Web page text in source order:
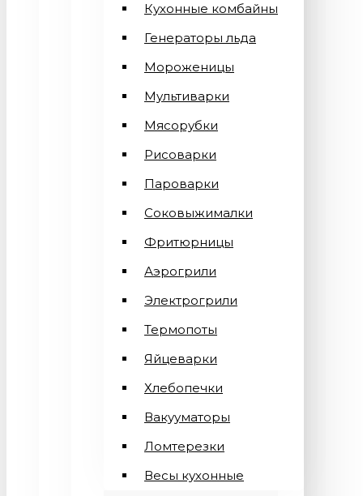
Кухонные комбайны
Генераторы льда
Мороженицы
Мультиварки
Мясорубки
Рисоварки
Пароварки
Соковыжималки
Фритюрницы
Аэрогрили
Электрогрили
Термопоты
Яйцеварки
Хлебопечки
Вакууматоры
Ломтерезки
Весы кухонные